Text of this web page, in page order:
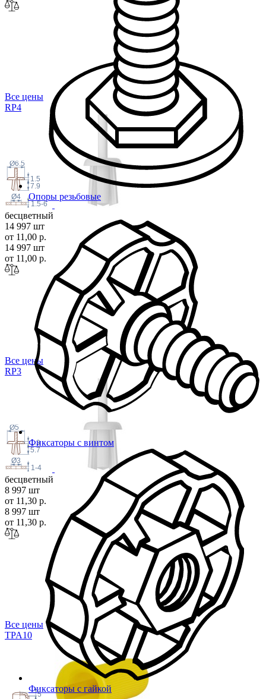
Опоры резьбовые
Фиксаторы с винтом
Фиксаторы с гайкой
Все цены
RP4
1.5
7.9
Ø6.5
Ø4
1.5-6
бесцветный
14 997 шт
от 11,00 р.
14 997 шт
от 11,00 р.
Все цены
RP3
1.3
5.7
Ø5
Ø3
1-4
бесцветный
8 997 шт
от 11,30 р.
8 997 шт
от 11,30 р.
Все цены
TPA10
5